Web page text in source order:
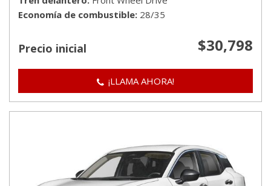
Economía de combustible 28/35
Precio inicial $30,798
¡LLAMA AHORA!